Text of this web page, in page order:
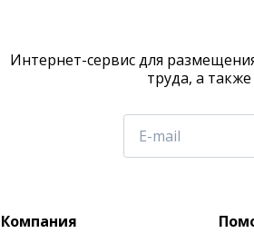
Интернет-сервис для
труда, а
Компания